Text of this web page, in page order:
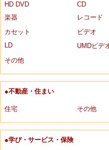
HD DVD
CD
楽器
レコード
カセット
ビデオ
LD
UMDビデ
その他
●不動産・住まい
住宅 その他
●学び・サービス・保険